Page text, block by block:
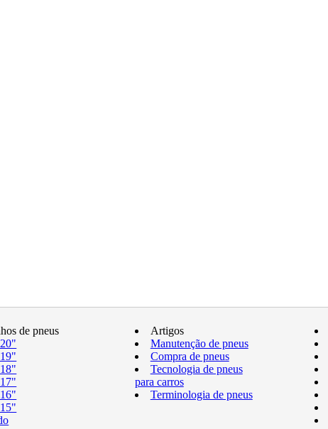
de pneus
Artigos
Manutenção de pneus
Compra de pneus
Tecnologia de pneus
para carros
Terminologia de pneus